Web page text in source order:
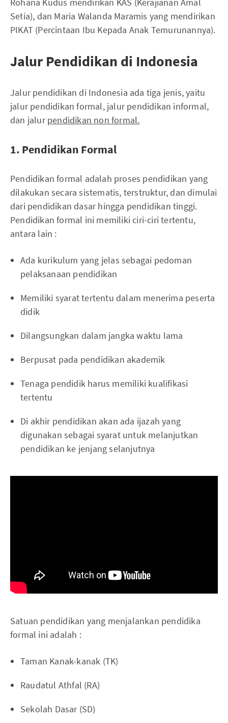
Rohana Kudus mendirikan KAS (Kerajianan Amal
Setia), dan Maria Walanda Maramis yang mendirikan
PIKAT (Percintaan Ibu Kepada Anak Temurunannya).
Jalur Pendidikan di Indonesia
Jalur pendidikan di Indonesia ada tiga jenis, yaitu
jalur pendidikan formal, jalur pendidikan informal,
dan jalurpendidikan non formal.
1. Pendidikan Formal
Pendidikan formal adalah proses pendidikan yang
dilakukan secara sistematis, terstruktur, dan dimulai
dari pendidikan dasar hingga pendidikan tinggi.
Pendidikan formal ini memiliki ciri-ciri tertentu,
antara lain :
Ada kurikulum yang jelas sebagai pedoman
pelaksanaan pendidikan
Memiliki syarat tertentu dalam menerima peserta
didik
Dilangsungkan dalam jangka waktu lama
Berpusat pada pendidikan akademik
Tenaga pendidik harus memiliki kualifikasi
tertentu
Di akhir pendidikan akan ada ijazah yang
digunakan sebagai syarat untuk melanjutkan
pendidikan ke jenjang selanjutnya
Satuan pendidikan yang menjalankan pendidika
formal ini adalah :
Taman Kanak-kanak (TK)
Raudatul Athfal (RA)
Sekolah Dasar (SD)